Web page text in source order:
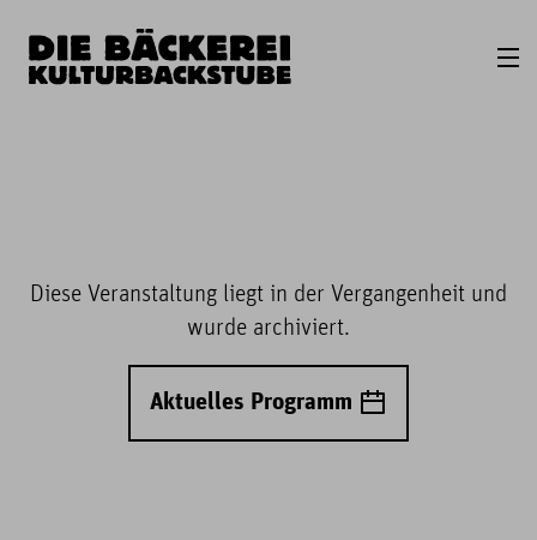
Diese Veranstaltung liegt in der Vergangenheit und
wurde archiviert.
Aktuelles Programm